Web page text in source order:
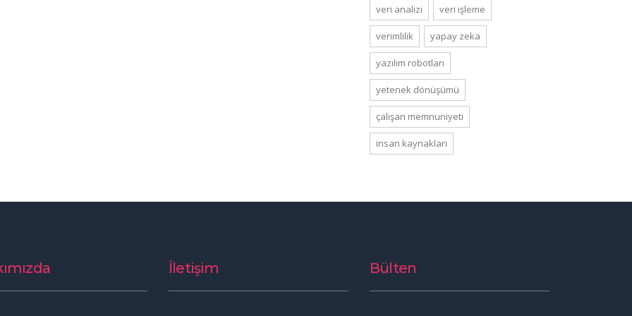
veri analizi veri işleme
verimlilik yapay zeka
yazılım robotları
yetenek dönüşümü
çalışan memnuniyeti
i̇nsan kaynakları
İletişim Bülten